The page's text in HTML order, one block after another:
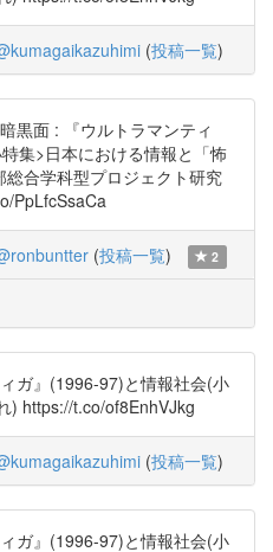
(投稿一覧)
黒面 : 『ウルトラマンティ
集>日本における情報と「怖
合学科型プロジェクト研究
PpLfcSsaCa
(投稿一覧) 2
ガ』(1996-97)と情報社会(小
) https://t.co/of8EnhVJkg
(投稿一覧)
ガ』(1996-97)と情報社会(小